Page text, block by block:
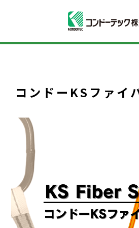
コンドーKSファイ